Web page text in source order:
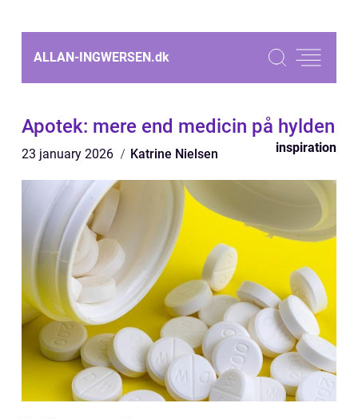
ALLAN-INGWERSEN.dk
Apotek: mere end medicin på hylden
23 january 2026 Katrine Nielsen inspiration